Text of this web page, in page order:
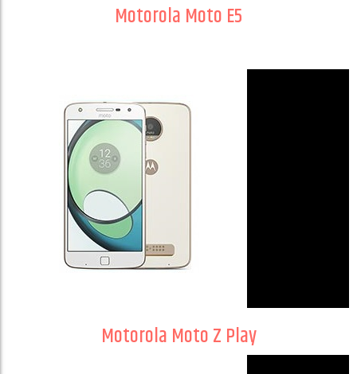
Motorola Moto E5
Motorola Moto Z Play